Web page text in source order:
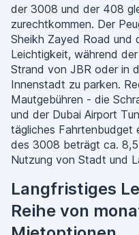
der 3008 und der 408
zurechtkommen. Der
Sheikh Zayed Road und
Leichtigkeit, während
Strand von JBR oder in
Innenstadt zu parken.
Mautgebühren - die
und der Dubai Airport
tägliches Fahrtenbudget
des 3008 beträgt ca.
Nutzung von Stadt und
Langfristiges
Reihe von